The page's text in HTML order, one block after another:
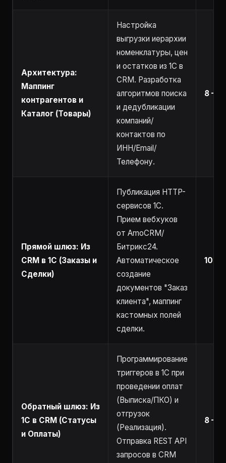
Архитектура:
Маппинг
контрагентов и
Каталог (Товары)
Настройка
выгрузки иерархии
номенклатуры, цен
и остатков из 1С в
CRM. Разработка
алгоритмов поиска
и дедубликации
компаний/
контактов по
ИНН/Email/
Телефону.
8 –
Прямой шлюз: Из
CRM в 1С (Заказы и
Сделки)
Публикация HTTP-
сервисов 1С.
Прием вебхуков
от AmoCRM/
Битрикс24.
Автоматическое
создание
документов "Заказ
клиента", маппинг
кастомных полей
сделки.
10 –
Обратный шлюз: Из
1С в CRM (Статусы
и Оплаты)
Программирование
триггеров в 1С при
проведении оплат
(Выписка/ПКО) и
отгрузок
(Реализация).
Отправка REST API
запросов в CRM
8 –